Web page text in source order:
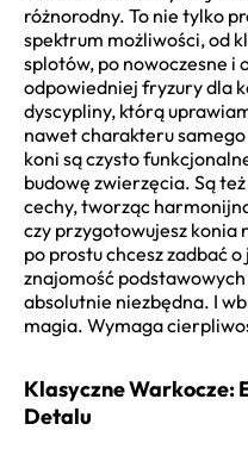
różnorodny. To nie tylko
spektrum możliwości, od
splotów, po nowoczesne i
odpowiedniej fryzury dla
dyscypliny, którą
nawet charakteru
koni są czysto
budowę zwierzęcia. Są
cechy, tworząc
czy przygotowujesz konia
po prostu chcesz zadbać
znajomość
absolutnie niezbędna. I
magia. Wymaga
Klasyczne Warkocze:
Detalu